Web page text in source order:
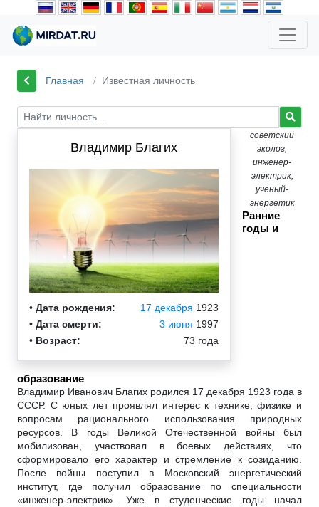
Главная Известная личность
Владимир Благих
• Дата рождения: 17 декабря 1923
• Дата смерти: 3 июня 1997
• Возраст: 73 года
советский
эколог,
инженер-
электрик,
ученый-
энергетик
Ранние
годы и
образование
Владимир Иванович Благих родился 17 декабря 1923 года в
СССР. С юных лет проявлял интерес к технике, физике и
вопросам рационального использования природных
ресурсов. В годы Великой Отечественной войны был
мобилизован, участвовал в боевых действиях, что
сформировало его характер и стремление к созиданию.
После войны поступил в Московский энергетический
институт, где получил образование по специальности
«инженер-электрик». Уже в студенческие годы начал